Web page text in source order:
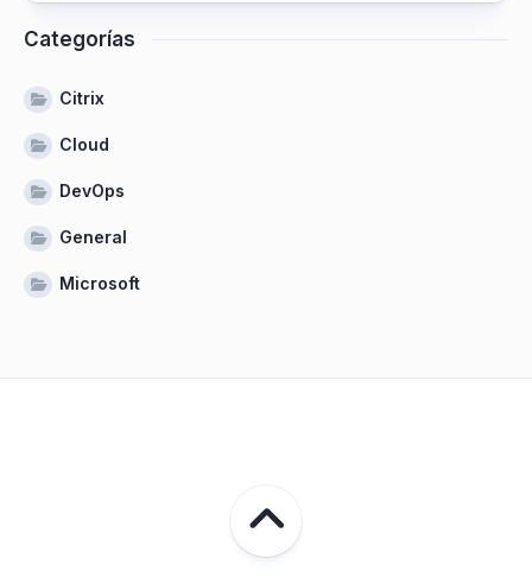
Categorías
Citrix
Cloud
DevOps
General
Microsoft